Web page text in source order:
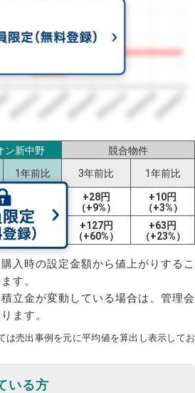
2024/112025/032025/072025/112026/032026/07
ン新中野
競合物件
1年前比 3年前比 1年前比
（±0%）
+28円
（+9%）
+10円
（+3%）
ー
+127円
（+60%）
+63円
（+23%）
入時の設定金額から値上がりするこ
す。
立金が変動している場合は、管理会
ます。
は売出事例を元に平均値を算出し表示してお
いる方